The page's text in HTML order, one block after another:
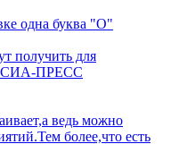
одна буква "О"
получить для
СИА-ПРЕСС
ведь можно
более,что есть